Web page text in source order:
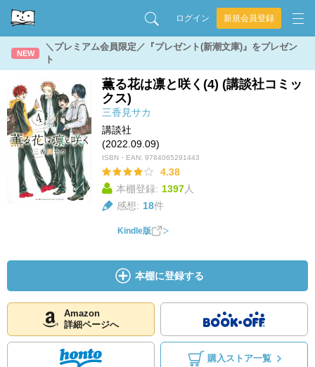
ログイン 新規会員登録
NEW
＼プレミアム会員限定／『プレゼント(新潮文庫)』をプレゼン
ト
薫る花は凛と咲く(4) (講談社コミッ
クス)
三香見サカ
講談社
(2022.09.09)
ISBN・EAN: 9784065291443
4.38
本棚登録: 1397人
感想: 18件
Kindle版
本棚に登録する
Amazon
詳細ページへ
購入ストア一覧